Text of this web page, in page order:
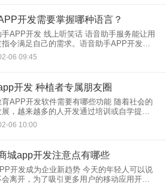
开发需要掌握哪种语言？
开发 线上听笑话 语音助手服务能让用
指令满足自己的需求。语音助手APP开发具
息、趣味问答、查询周边服务等服务，用
语音助手的过程中，能够获得自己想要
06 09:45
开发 种植者专属朋友圈
APP开发软件需要有哪些功能 随着社会的
，越来越多的人开发通过培训或自学提升
值，传统的教育培训方式已经无法适应移
时代的需要，为了帮助人们更好的提升学
06 10:00
城app开发注意点有哪些
成为企业新趋势 今天的年轻人可以说
离开，为了吸引更多用户的移动应用开发